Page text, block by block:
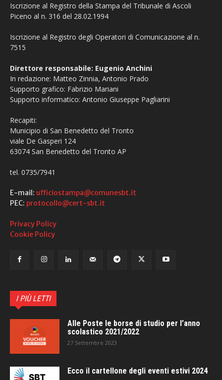
Iscrizione al Registro della Stampa del Tribunale di Ascoli
Piceno al n. 316 del 28.02.1994
Iscrizione al Registro degli Operatori di Comunicazione al n.
7515
Direttore responsabile: Eugenio Anchini
In redazione: Matteo Zinnia, Antonio Prado
Supporto grafico: Fabrizio Mariani
Supporto informatico: Antonio Giuseppe Pagliarini
Recapiti:
Municipio di San Benedetto del Tronto
viale De Gasperi 124
63074 San Benedetto del Tronto AP
tel. 0735/7941
E-mail: ufficiostampa@comunesbt.it
PEC: protocollo@cert-sbt.it
Privacy Policy
Cookie Policy
I PIÙ LETTI
Alle Poste le borse di studio per l’anno
scolastico 2021/2022
27 Settembre 2023
Ecco il cartellone degli eventi estivi 2024